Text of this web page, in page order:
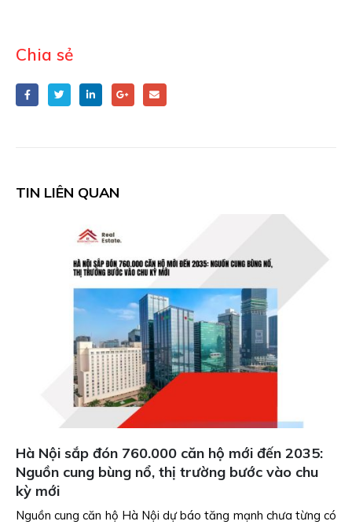
Chia sẻ
TIN LIÊN QUAN
Hà Nội sắp đón 760.000 căn hộ mới đến 2035:
Nguồn cung bùng nổ, thị trường bước vào chu
kỳ mới
Nguồn cung căn hộ Hà Nội dự báo tăng mạnh chưa từng có